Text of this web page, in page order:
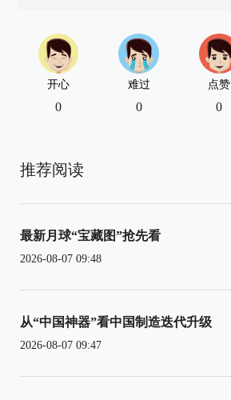
开心
0
难过
0
点赞
0
推荐阅读
最新月球“宝藏图”抢先看
2026-08-07 09:48
从“中国神器”看中国制造迭代升级
2026-08-07 09:47